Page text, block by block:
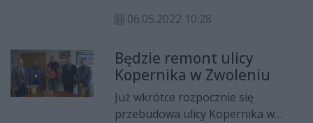
Dzięki temu poprawi się
właśnie tą drogą udają się na
miejski cmentarz czy do ośrodka
zdrowia.
06.05.2022 10:28
Będzie remont ulicy
Kopernika w Zwoleniu
Już wkrótce rozpocznie się
przebudowa ulicy Kopernika w